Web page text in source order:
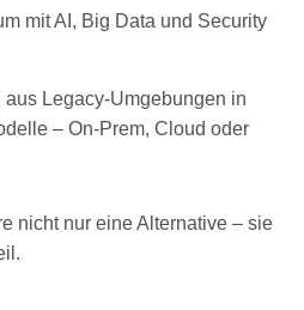
mit AI, Big Data und Security
Legacy-Umgebungen in
– On-Prem, Cloud oder
nicht nur eine Alternative – sie